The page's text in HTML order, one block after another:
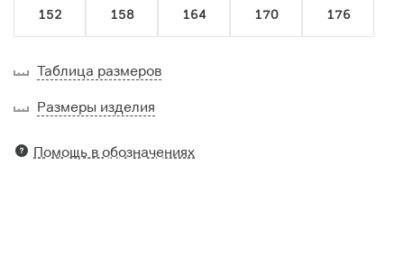
152 158 164 170 176
Таблица размеров
Размеры изделия
Помощь в обозначениях